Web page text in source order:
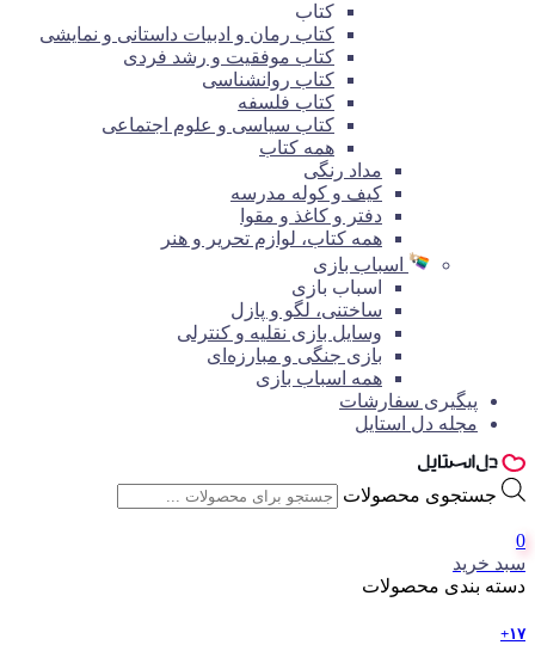
کتاب
کتاب رمان و ادبیات داستانی و نمایشی
کتاب موفقیت و رشد فردی
کتاب روانشناسی
کتاب فلسفه
کتاب سیاسی و علوم اجتماعی
همه کتاب
مداد رنگی
کیف و کوله مدرسه
دفتر و کاغذ و مقوا
همه کتاب، لوازم تحریر و هنر
اسباب بازی
اسباب بازی
ساختنی، لگو و پازل
وسایل بازی نقلیه و کنترلی
بازی جنگی و مبارزه‌ای
همه اسباب بازی
پیگیری سفارشات
مجله دل استایل
جستجوی محصولات
0
سبد خرید
دسته بندی محصولات
۱۷+